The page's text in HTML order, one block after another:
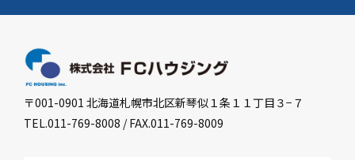
〒001-0901 北海道札幌市北区新琴似１条１１丁目３−７
TEL.011-769-8008 / FAX.011-769-8009